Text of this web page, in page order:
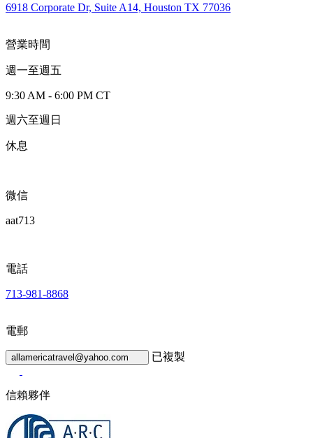
6918 Corporate Dr, Suite A14, Houston TX 77036
營業時間
週一至週五
9:30 AM - 6:00 PM CT
週六至週日
休息
微信
aat713
電話
713-981-8868
電郵
allamericatravel@yahoo.com 已複製
信賴夥伴